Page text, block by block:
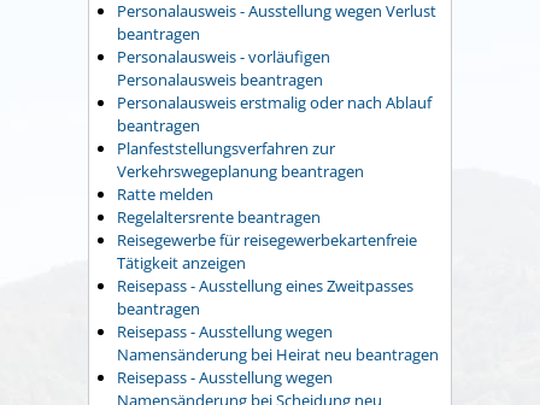
Personalausweis - Ausstellung wegen Verlust
beantragen
Personalausweis - vorläufigen
Personalausweis beantragen
Personalausweis erstmalig oder nach Ablauf
beantragen
Planfeststellungsverfahren zur
Verkehrswegeplanung beantragen
Ratte melden
Regelaltersrente beantragen
Reisegewerbe für reisegewerbekartenfreie
Tätigkeit anzeigen
Reisepass - Ausstellung eines Zweitpasses
beantragen
Reisepass - Ausstellung wegen
Namensänderung bei Heirat neu beantragen
Reisepass - Ausstellung wegen
Namensänderung bei Scheidung neu